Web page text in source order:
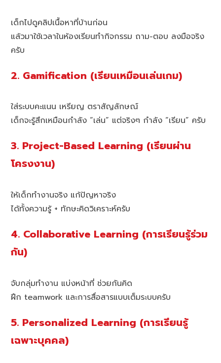
เด็กไปดูคลิปเนื้อหาที่บ้านก่อน
แล้วมาใช้เวลาในห้องเรียนทำกิจกรรม ถาม-ตอบ ลงมือจริง
ครับ
2. Gamification (เรียนเหมือนเล่นเกม)
ใส่ระบบคะแนน เหรียญ ตราสัญลักษณ์
เด็กจะรู้สึกเหมือนกำลัง “เล่น” แต่จริงๆ กำลัง “เรียน” ครับ
3. Project-Based Learning (เรียนผ่าน
โครงงาน)
ให้เด็กทำงานจริง แก้ปัญหาจริง
ได้ทั้งความรู้ + ทักษะคิดวิเคราะห์ครับ
4. Collaborative Learning (การเรียนรู้ร่วม
กัน)
จับกลุ่มทำงาน แบ่งหน้าที่ ช่วยกันคิด
ฝึก teamwork และการสื่อสารแบบเต็มระบบครับ
5. Personalized Learning (การเรียนรู้
เฉพาะบุคคล)